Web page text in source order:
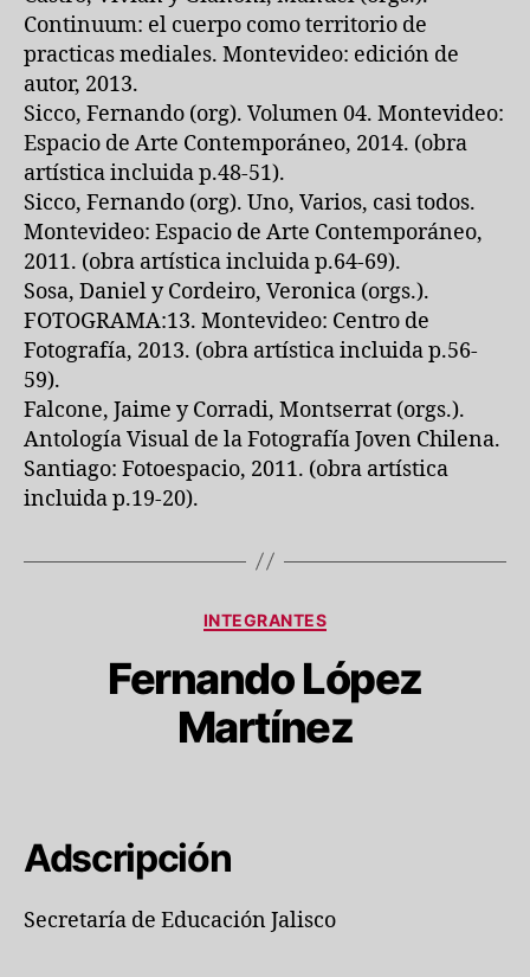
Continuum: el cuerpo como territorio de
practicas mediales. Montevideo: edición de
autor, 2013.
Sicco, Fernando (org). Volumen 04. Montevideo:
Espacio de Arte Contemporáneo, 2014. (obra
artística incluida p.48-51).
Sicco, Fernando (org). Uno, Varios, casi todos.
Montevideo: Espacio de Arte Contemporáneo,
2011. (obra artística incluida p.64-69).
Sosa, Daniel y Cordeiro, Veronica (orgs.).
FOTOGRAMA:13. Montevideo: Centro de
Fotografía, 2013. (obra artística incluida p.56-
59).
Falcone, Jaime y Corradi, Montserrat (orgs.).
Antología Visual de la Fotografía Joven Chilena.
Santiago: Fotoespacio, 2011. (obra artística
incluida p.19-20).
Categorías
INTEGRANTES
Fernando López
Martínez
Adscripción
Secretaría de Educación Jalisco